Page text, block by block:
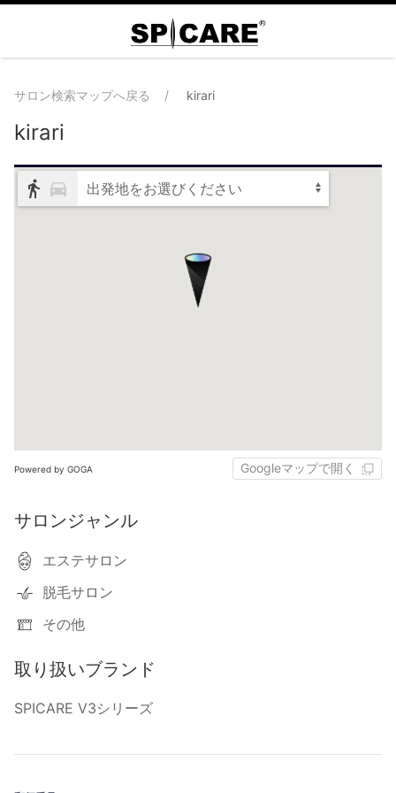
サロン検索マップへ戻る kirari
kirari
出発地をお選びください
Powered by GOGA Googleマップで開く
サロンジャンル
エステサロン
脱毛サロン
その他
取り扱いブランド
SPICARE V3シリーズ